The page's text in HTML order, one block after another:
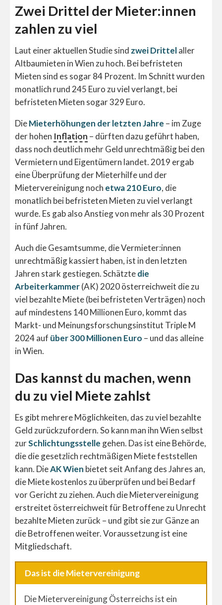
Zwei Drittel der Mieter:innen
zahlen zu viel
Laut einer aktuellen Studie sindzwei Drittelaller
Altbaumieten in Wien zu hoch. Bei befristeten
Mieten sind es sogar 84 Prozent. Im Schnitt wurden
monatlich rund 245 Euro zu viel verlangt, bei
befristeten Mieten sogar 329 Euro.
DieMieterhöhungen der letzten Jahre – im Zuge
der hohen Inflation – dürften dazu geführt haben,
dass noch deutlich mehr Geld unrechtmäßig bei den
Vermietern und Eigentümern landet. 2019 ergab
eine Überprüfung der Mieterhilfe und der
Mietervereinigung noch etwa 210 Euro, die
monatlich bei befristeten Mieten zu viel verlangt
wurde. Es gab also Anstieg von mehr als 30 Prozent
in fünf Jahren.
Auch die Gesamtsumme, die Vermieter:innen
unrechtmäßig kassiert haben, ist in den letzten
Jahren stark gestiegen. Schätztedie
Arbeiterkammer(AK) 2020 österreichweit die zu
viel bezahlte Miete (bei befristeten Verträgen) noch
auf mindestens 140 Millionen Euro, kommt das
Markt- und Meinungsforschungsinstitut Triple M
2024 auf über 300 Millionen Euro – und das alleine
in Wien.
Das kannst du machen, wenn
du zu viel Miete zahlst
Es gibt mehrere Möglichkeiten, das zu viel bezahlte
Geld zurückzufordern. So kann man ihn Wien selbst
zurSchlichtungsstelle gehen. Das ist eine Behörde,
die die gesetzlich rechtmäßigen Miete feststellen
kann. DieAK Wien bietet seit Anfang des Jahres an,
die Miete kostenlos zu überprüfen und bei Bedarf
vor Gericht zu ziehen. Auch die Mietervereinigung
erstreitet österreichweit für Betroffene zu Unrecht
bezahlte Mieten zurück – und gibt sie zur Gänze an
die Betroffenen weiter. Voraussetzung ist eine
Mitgliedschaft.
Das ist die Mietervereinigung
Die Mietervereinigung Österreichs ist ein